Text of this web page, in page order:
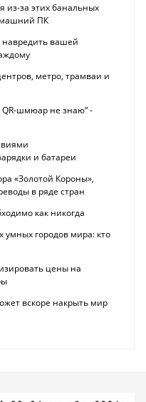
из-за этих банальных
ПК
вашей
метро, трамваи и
QR-шмюар не знаю“ -
и батареи
«Золотой Короны»,
в ряде стран
как никогда
умных городов мира: кто
цены на
вскоре накрыть мир